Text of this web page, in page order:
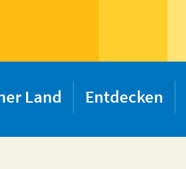
Land Entdecken